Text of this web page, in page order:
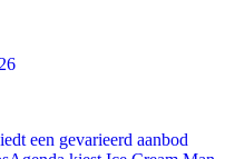
een gevarieerd aanbod